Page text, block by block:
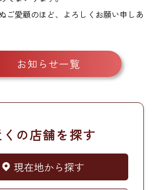
ご愛顧のほど、よろしくお願い申しあ
お知らせ一覧
の店舗を探す
現在地から探す